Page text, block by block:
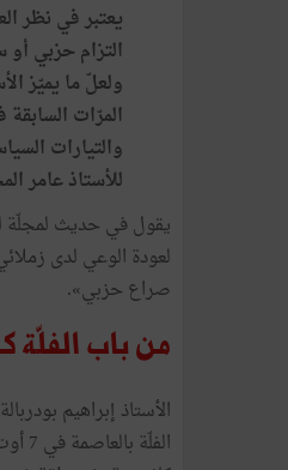
يعتبر في نظر
التزام حزبي
المرّات
والتيارات
للأستاذ عامر المحرزي (2016-2019) بعد تنافس مع
يقول في حديث لمجلّة
لعودة الوعي لدى
صراع حزبي».
من باب الفلّة
الأستاذ إبراهيم